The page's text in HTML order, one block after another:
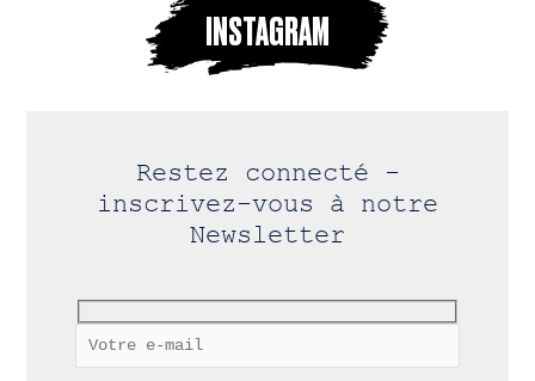
INSTAGRAM
Restez connecté -
inscrivez-vous à notre
Newsletter